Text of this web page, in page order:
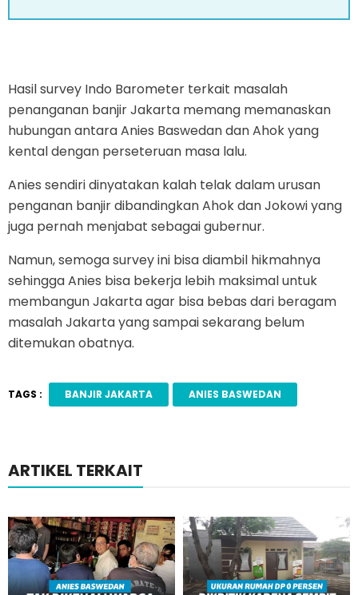
Hasil survey Indo Barometer terkait masalah
penanganan banjir Jakarta memang memanaskan
hubungan antara Anies Baswedan dan Ahok yang
kental dengan perseteruan masa lalu.
Anies sendiri dinyatakan kalah telak dalam urusan
penganan banjir dibandingkan Ahok dan Jokowi yang
juga pernah menjabat sebagai gubernur.
Namun, semoga survey ini bisa diambil hikmahnya
sehingga Anies bisa bekerja lebih maksimal untuk
membangun Jakarta agar bisa bebas dari beragam
masalah Jakarta yang sampai sekarang belum
ditemukan obatnya.
TAGS : BANJIR JAKARTA ANIES BASWEDAN
ARTIKEL TERKAIT